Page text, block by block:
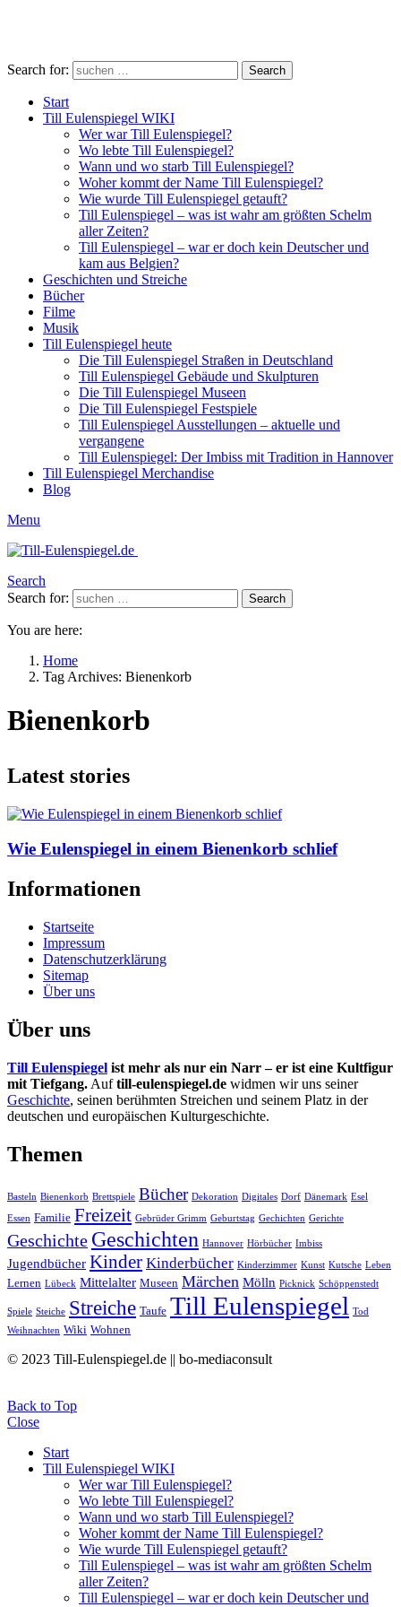
Search for: Search
Start
Till Eulenspiegel WIKI
Wer war Till Eulenspiegel?
Wo lebte Till Eulenspiegel?
Wann und wo starb Till Eulenspiegel?
Woher kommt der Name Till Eulenspiegel?
Wie wurde Till Eulenspiegel getauft?
Till Eulenspiegel – was ist wahr am größten Schelm
aller Zeiten?
Till Eulenspiegel – war er doch kein Deutscher und
kam aus Belgien?
Geschichten und Streiche
Bücher
Filme
Musik
Till Eulenspiegel heute
Die Till Eulenspiegel Straßen in Deutschland
Till Eulenspiegel Gebäude und Skulpturen
Die Till Eulenspiegel Museen
Die Till Eulenspiegel Festspiele
Till Eulenspiegel Ausstellungen – aktuelle und
vergangene
Till Eulenspiegel: Der Imbiss mit Tradition in Hannover
Till Eulenspiegel Merchandise
Blog
Menu
Search
Search for:
Search
You are here:
Home
Tag Archives: Bienenkorb
Bienenkorb
Latest stories
Wie Eulenspiegel in einem Bienenkorb schlief
Informationen
Startseite
Impressum
Datenschutzerklärung
Sitemap
Über uns
Über uns
Till Eulenspiegel ist mehr als nur ein Narr – er ist eine Kultfigur
mit Tiefgang. Auftill-eulenspiegel.de widmen wir uns seiner
Geschichte, seinen berühmten Streichen und seinem Platz in der
deutschen und europäischen Kulturgeschichte.
Themen
Basteln Bienenkorb Brettspiele Bücher Dekoration Digitales Dorf Dänemark Esel
Essen Familie Freizeit Gebrüder Grimm Geburtstag Gechichten Gerichte
Geschichte Geschichten Hannover Hörbücher Imbiss
Jugendbücher Kinder Kinderbücher Kinderzimmer Kunst Kutsche Leben
Lernen Lübeck Mittelalter Museen Märchen Mölln Picknick Schöppenstedt
Spiele Steiche Streiche Taufe Till Eulenspiegel Tod
Weihnachten Wiki Wohnen
© 2023 Till-Eulenspiegel.de || bo-mediaconsult
Back to Top
Close
Start
Till Eulenspiegel WIKI
Wer war Till Eulenspiegel?
Wo lebte Till Eulenspiegel?
Wann und wo starb Till Eulenspiegel?
Woher kommt der Name Till Eulenspiegel?
Wie wurde Till Eulenspiegel getauft?
Till Eulenspiegel – was ist wahr am größten Schelm
aller Zeiten?
Till Eulenspiegel – war er doch kein Deutscher und